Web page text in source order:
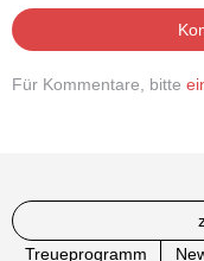
Für Kommentare, bitte
Treueprogramm